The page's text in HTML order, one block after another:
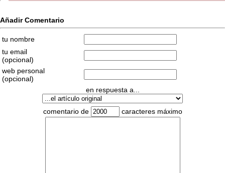
Añadir Comentario
tu nombre
tu email
(opcional)
web personal
(opcional)
en respuesta a...
comentario de caracteres máximo